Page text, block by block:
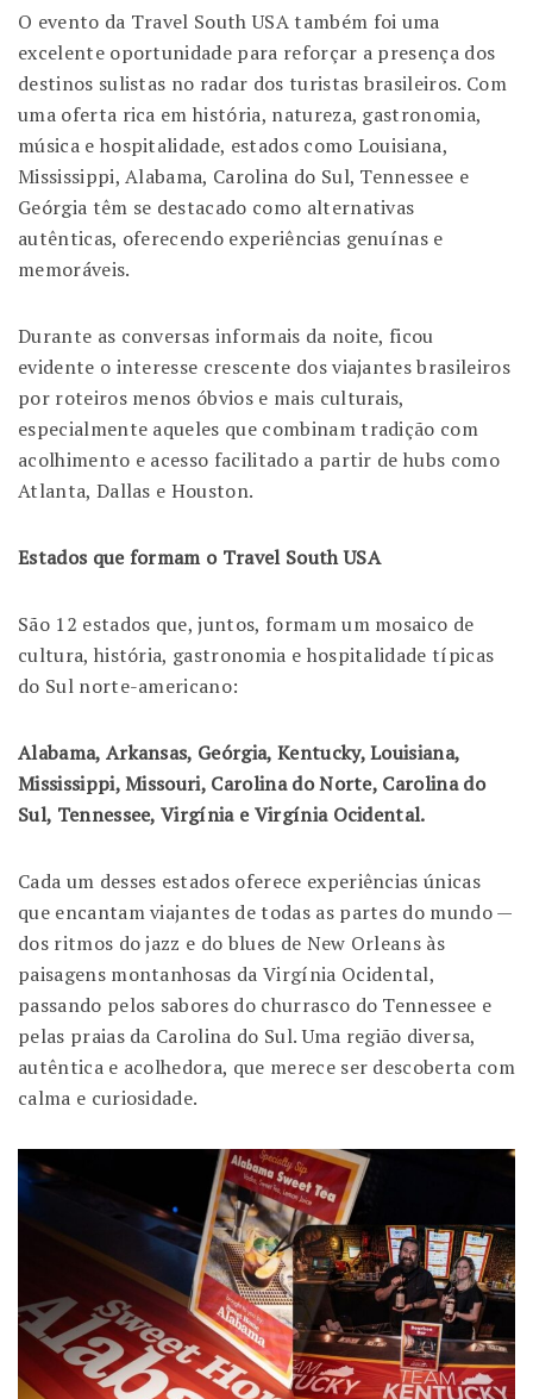
O evento da Travel South USA também foi uma
excelente oportunidade para reforçar a presença dos
destinos sulistas no radar dos turistas brasileiros. Com
uma oferta rica em história, natureza, gastronomia,
música e hospitalidade, estados como Louisiana,
Mississippi, Alabama, Carolina do Sul, Tennessee e
Geórgia têm se destacado como alternativas
autênticas, oferecendo experiências genuínas e
memoráveis.
Durante as conversas informais da noite, ficou
evidente o interesse crescente dos viajantes brasileiros
por roteiros menos óbvios e mais culturais,
especialmente aqueles que combinam tradição com
acolhimento e acesso facilitado a partir de hubs como
Atlanta, Dallas e Houston.
Estados que formam o Travel South USA
São 12 estados que, juntos, formam um mosaico de
cultura, história, gastronomia e hospitalidade típicas
do Sul norte-americano:
Alabama, Arkansas, Geórgia, Kentucky, Louisiana,
Mississippi, Missouri, Carolina do Norte, Carolina do
Sul, Tennessee, Virgínia e Virgínia Ocidental.
Cada um desses estados oferece experiências únicas
que encantam viajantes de todas as partes do mundo —
dos ritmos do jazz e do blues de New Orleans às
paisagens montanhosas da Virgínia Ocidental,
passando pelos sabores do churrasco do Tennessee e
pelas praias da Carolina do Sul. Uma região diversa,
autêntica e acolhedora, que merece ser descoberta com
calma e curiosidade.